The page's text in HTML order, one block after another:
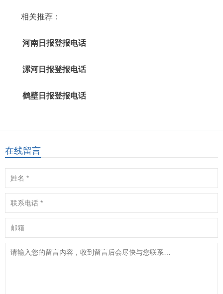
相关推荐：
河南日报登报电话
漯河日报登报电话
鹤壁日报登报电话
在线留言